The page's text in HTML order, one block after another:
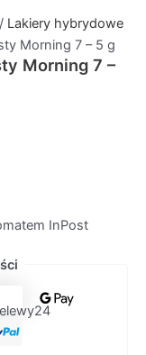
/ Lakiery hybrydowe
Morning 7 – 5 g
Morning 7 –
InPost